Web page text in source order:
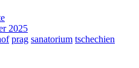
2025
prag sanatorium tschechien